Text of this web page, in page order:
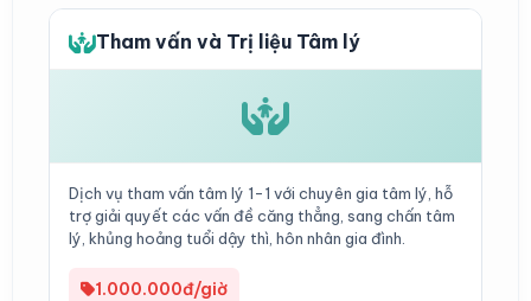
Tham vấn và Trị liệu Tâm lý
Dịch vụ tham vấn tâm lý 1-1 với chuyên gia tâm lý, hỗ
trợ giải quyết các vấn đề căng thẳng, sang chấn tâm
lý, khủng hoảng tuổi dậy thì, hôn nhân gia đình.
1.000.000đ/giờ